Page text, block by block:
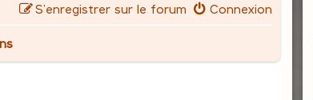
Connexion
S’enregistrer sur le forum